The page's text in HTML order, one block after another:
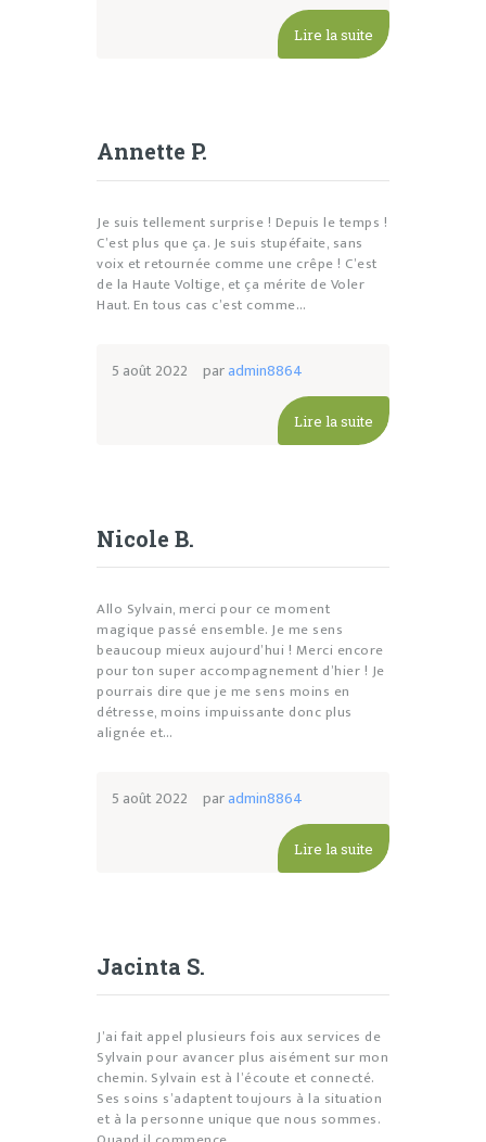
Lire la suite
Annette P.
Je suis tellement surprise ! Depuis le temps !
C’est plus que ça. Je suis stupéfaite, sans
voix et retournée comme une crêpe ! C’est
de la Haute Voltige, et ça mérite de Voler
Haut. En tous cas c’est comme…
5 août 2022 paradmin8864
Lire la suite
Nicole B.
Allo Sylvain, merci pour ce moment
magique passé ensemble. Je me sens
beaucoup mieux aujourd’hui ! Merci encore
pour ton super accompagnement d’hier ! Je
pourrais dire que je me sens moins en
détresse, moins impuissante donc plus
alignée et…
5 août 2022 paradmin8864
Lire la suite
Jacinta S.
J’ai fait appel plusieurs fois aux services de
Sylvain pour avancer plus aisément sur mon
chemin. Sylvain est à l’écoute et connecté.
Ses soins s’adaptent toujours à la situation
et à la personne unique que nous sommes.